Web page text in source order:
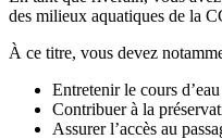
des milieux aquatiques de la
À ce titre, vous devez
Entretenir le cours d’eau
Contribuer à la
Assurer l’accès au